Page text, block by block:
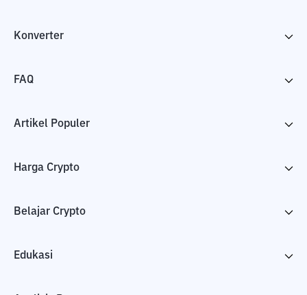
Konverter
FAQ
Artikel Populer
Harga Crypto
Belajar Crypto
Edukasi